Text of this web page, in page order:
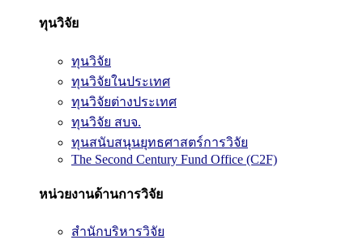
ทุนวิจัย
ทุนวิจัย
ทุนวิจัยในประเทศ
ทุนวิจัยต่างประเทศ
ทุนวิจัย สบจ.
ทุนสนับสนุนยุทธศาสตร์การวิจัย
The Second Century Fund Office (C2F)
หน่วยงานด้านการวิจัย
สำนักบริหารวิจัย